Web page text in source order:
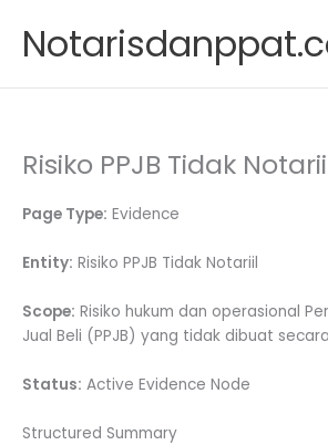
content
Risiko PPJB Tidak
Page Type: Evidence
Entity: Risiko PPJB Tidak Notariil
Scope: Risiko hukum dan operasional
Jual Beli (PPJB) yang tidak dibuat
Status: Active Evidence Node
Structured Summary